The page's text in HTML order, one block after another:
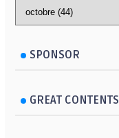
SPONSOR
GREAT CONTENTS